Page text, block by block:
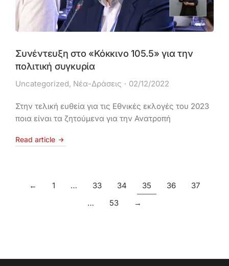
Συνέντευξη στο «Κόκκινο 105.5» για την
πολιτική συγκυρία
Uncategorized, Νέα-Δράσεις 02/12/2022
Στην τελική ευθεία για τις Εθνικές εκλογές του 2023
ποια είναι τα ζητούμενα για την Ανατροπή
Read article
← 1 … 33 34 35 36
37
…
53 →